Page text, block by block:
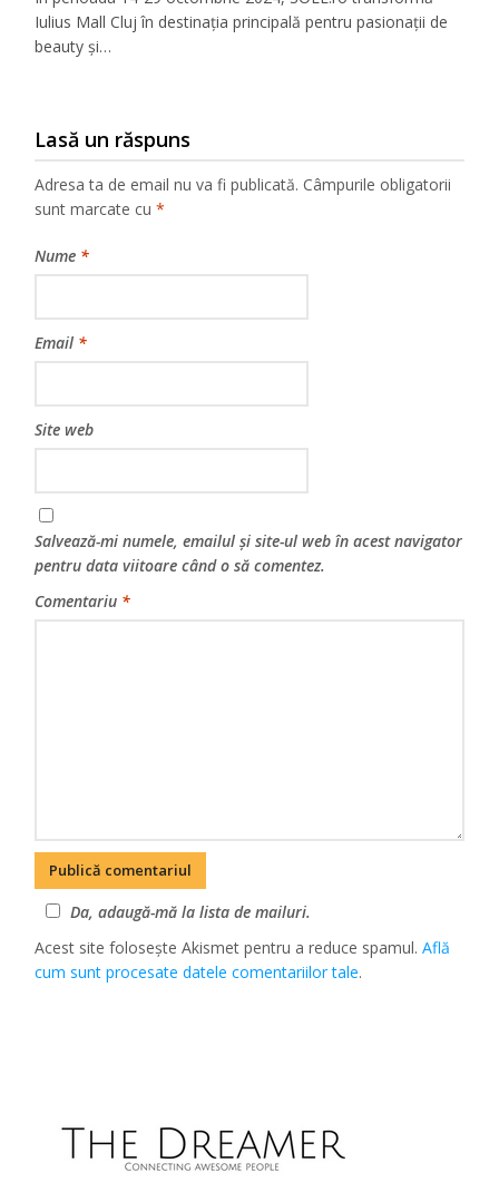
Iulius Mall Cluj în destinația principală pentru pasionații de
beauty și…
Lasă un răspuns
Adresa ta de email nu va fi publicată. Câmpurile obligatorii
sunt marcate cu*
Nume *
Email *
Site web
Salvează-mi numele, emailul și site-ul web în acest navigator
pentru data viitoare când o să comentez.
Comentariu *
Da, adaugă-mă la lista de mailuri.
Acest site folosește Akismet pentru a reduce spamul.Află
cum sunt procesate datele comentariilor tale.